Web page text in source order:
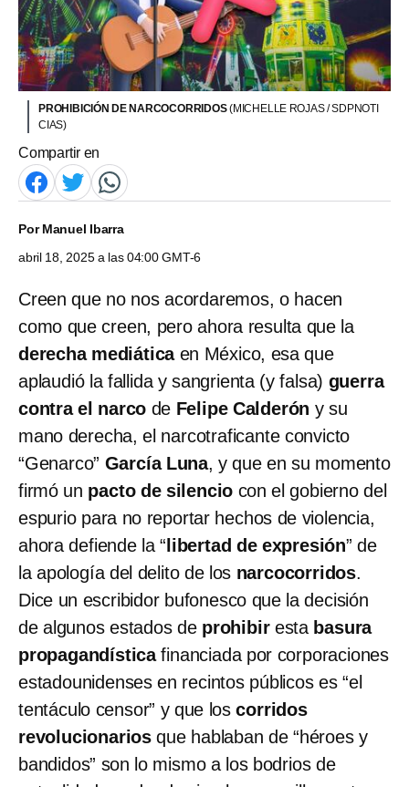
PROHIBICIÓN DE NARCOCORRIDOS(MICHELLE ROJAS / SDPNOTI
CIAS)
Compartir en
PorManuel Ibarra
abril 18, 2025 a las 04:00 GMT-6
Creen que no nos acordaremos, o hacen
como que creen, pero ahora resulta que la
derecha mediáticaen México, esa que
aplaudió la fallida y sangrienta (y falsa) guerra
contra el narco de Felipe Calderón y su
mano derecha, el narcotraficante convicto
“Genarco” García Luna, y que en su momento
firmó un pacto de silencio con el gobierno del
espurio para no reportar hechos de violencia,
ahora defiende la “ libertad de expresión” de
la apología del delito de los narcocorridos.
Dice un escribidor bufonesco que la decisión
de algunos estados de prohibiresta basura
propagandísticafinanciada por corporaciones
estadounidenses en recintos públicos es “el
tentáculo censor” y que loscorridos
revolucionarios que hablaban de “héroes y
bandidos” son lo mismo a los bodrios de